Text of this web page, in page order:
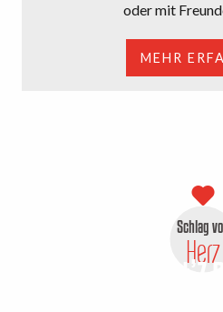
oder mit
MEHR
Schlag
Herz
Trot’Z